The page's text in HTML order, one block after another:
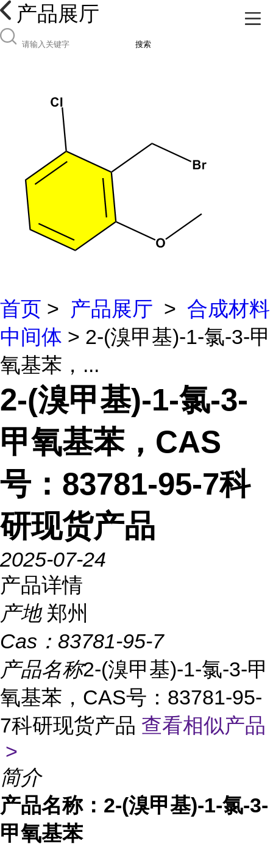
产品展厅
搜索
首页 > 产品展厅 > 合成材料
中间体 > 2-(溴甲基)-1-氯-3-甲
氧基苯，...
2-(溴甲基)-1-氯-3-
甲氧基苯，CAS
号：83781-95-7科
研现货产品
2025-07-24
产品详情
产地 郑州
Cas： 83781-95-7
产品名称2-(溴甲基)-1-氯-3-甲
氧基苯，CAS号：83781-95-
7科研现货产品 查看相似产品
>
简介
产品名称： 2-(溴甲基)-1-氯-3-
甲氧基苯